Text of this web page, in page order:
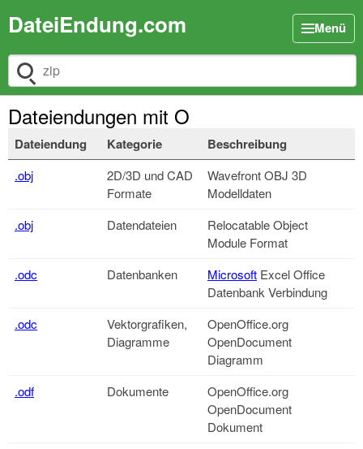
DateiEndung.com Menü
Dateiendung suchen
Dateiendungen mit O
Dateiendung Kategorie Beschreibung
.obj
2D/3D und CAD
Formate
Wavefront OBJ 3D
Modelldaten
.obj
Datendateien
Relocatable Object
Module Format
.odc
Datenbanken Microsoft Excel Office
Datenbank Verbindung
.odc
Vektorgrafiken,
Diagramme
OpenOffice.org
OpenDocument
Diagramm
.odf
Dokumente
OpenOffice.org
OpenDocument
Dokument